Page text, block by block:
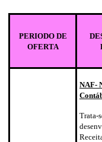
PERIODO DE
OFERTA
NAF-